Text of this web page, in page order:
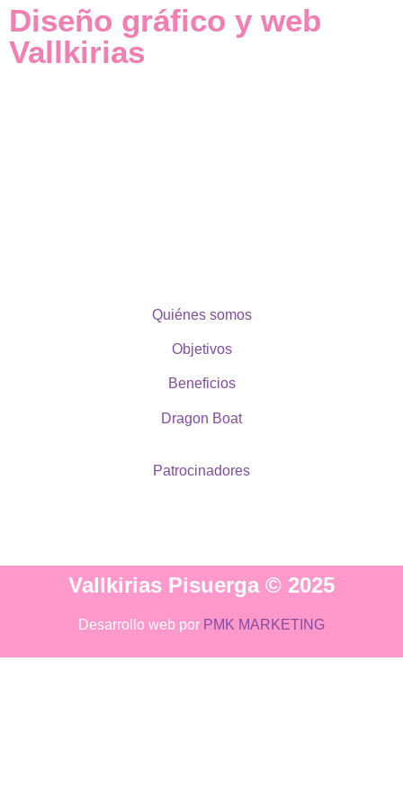
Diseño gráfico y web
Vallkirias
Quiénes somos
Objetivos
Beneficios
Dragon Boat
Patrocinadores
Vallkirias Pisuerga © 2025
Desarrollo web por PMK MARKETING